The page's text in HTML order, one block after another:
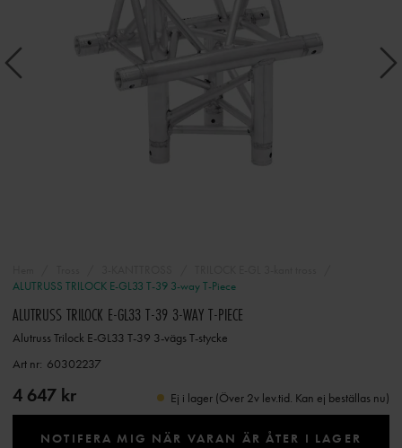
ALUTRUSS TRILOCK E-GL33 T-39 3-way T-Piece
ALUTRUSS TRILOCK E-GL33 T-39 3-WAY T-PIECE
Alutruss Trilock E-GL33 T-39 3-vägs T-stycke
Art nr: 60302237
4 647 kr Ej i lager (Över 2v lev.tid. Kan ej beställas nu)
NOTIFERA MIG NÄR VARAN ÄR ÅTER I LAGER